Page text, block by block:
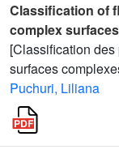
Classification of
complex surfaces
[Classification
surfaces
Puchuri, Liliana